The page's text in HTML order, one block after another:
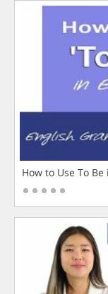
How to Use To